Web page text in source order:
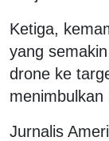
Ketiga,
yang
drone ke
menimbulkan
Jurnalis